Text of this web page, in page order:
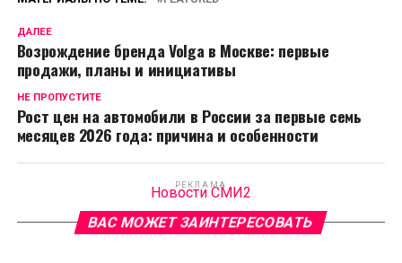
ДАЛЕЕ
Возрождение бренда Volga в Москве: первые
продажи, планы и инициативы
НЕ ПРОПУСТИТЕ
Рост цен на автомобили в России за первые семь
месяцев 2026 года: причина и особенности
РЕКЛАМА
Новости СМИ2
ВАС МОЖЕТ ЗАИНТЕРЕСОВАТЬ